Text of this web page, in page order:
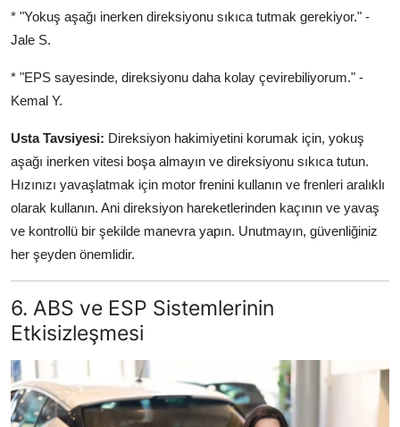
* "Yokuş aşağı inerken direksiyonu sıkıca tutmak gerekiyor." -
Jale S.
* "EPS sayesinde, direksiyonu daha kolay çevirebiliyorum." -
Kemal Y.
Usta Tavsiyesi: Direksiyon hakimiyetini korumak için, yokuş
aşağı inerken vitesi boşa almayın ve direksiyonu sıkıca tutun.
Hızınızı yavaşlatmak için motor frenini kullanın ve frenleri aralıklı
olarak kullanın. Ani direksiyon hareketlerinden kaçının ve yavaş
ve kontrollü bir şekilde manevra yapın. Unutmayın, güvenliğiniz
her şeyden önemlidir.
6. ABS ve ESP Sistemlerinin
Etkisizleşmesi